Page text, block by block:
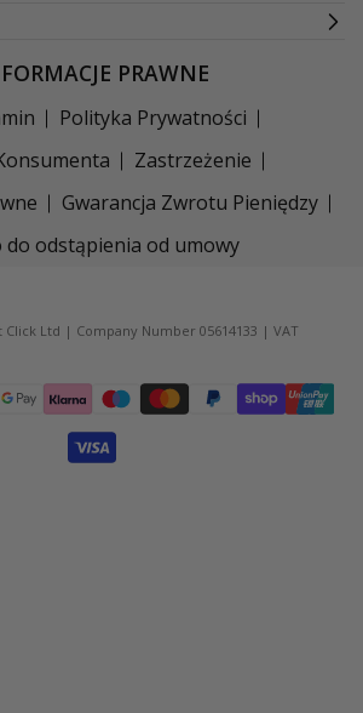
PRAWNE
Polityka Prywatności
Zastrzeżenie
Gwarancja Zwrotu Pieniędzy
do odstąpienia od umowy
Ltd | Company Number 05614133 | VAT